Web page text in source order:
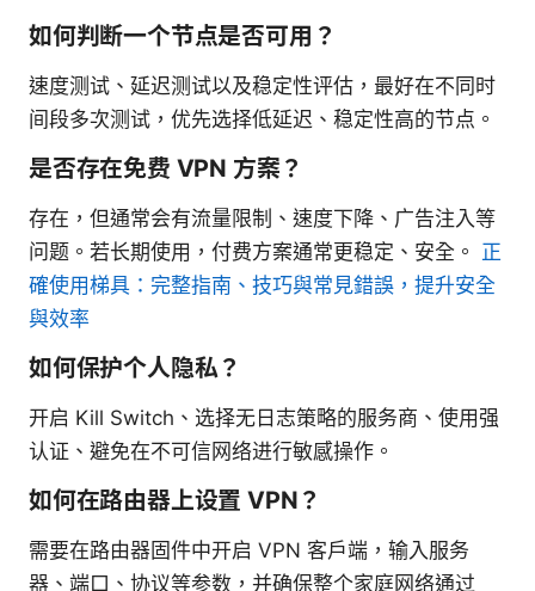
如何判断一个节点是否可用？
速度测试、延迟测试以及稳定性评估，最好在不同时
间段多次测试，优先选择低延迟、稳定性高的节点。
是否存在免费 VPN 方案？
存在，但通常会有流量限制、速度下降、广告注入等
问题。若长期使用，付费方案通常更稳定、安全。 正
確使用梯具：完整指南、技巧與常見錯誤，提升安全
與效率
如何保护个人隐私？
开启 Kill Switch、选择无日志策略的服务商、使用强
认证、避免在不可信网络进行敏感操作。
如何在路由器上设置 VPN？
需要在路由器固件中开启 VPN 客户端，输入服务
器、端口、协议等参数，并确保整个家庭网络通过